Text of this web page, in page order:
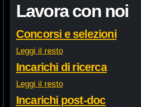
Lavora con noi
Concorsi e selezioni
Leggi il resto
Incarichi di ricerca
Leggi il resto
Incarichi post-doc